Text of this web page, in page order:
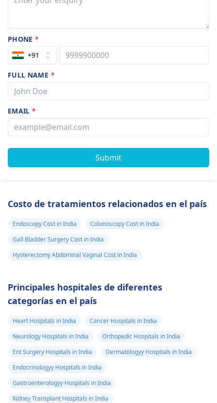
PHONE*
+91
FULL NAME *
EMAIL*
Submit
Costo de tratamientos relacionados en el país
Endoscopy Cost in India
Colonoscopy Cost in India
Gall Bladder Surgery Cost in India
Hysterectomy Abdominal Vaginal Cost in India
Principales hospitales de diferentes
categorías en el país
Heart Hospitals in India
Cancer Hospitals in India
Neurology Hospitals in India
Orthopedic Hospitals in India
Ent Surgery Hospitals in India
Dermatologyy Hospitals in India
Endocrinologyy Hospitals in India
Gastroenterologyy Hospitals in India
Kidney Transplant Hospitals in India